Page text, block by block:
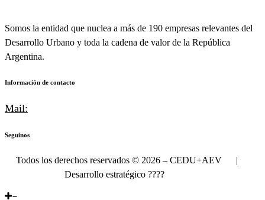
Somos la entidad que nuclea a más de 190 empresas relevantes del
Desarrollo Urbano y toda la cadena de valor de la República
Argentina.
Información de contacto
Mail:
Seguinos
Todos los derechos reservados © 2026 – CEDU+AEV |
Desarrollo estratégico ????